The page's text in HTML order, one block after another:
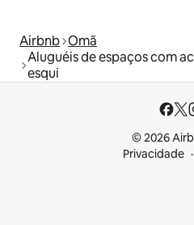
Airbnb Omã
Aluguéis de espaços com
esqui
© 2026
Privacidade